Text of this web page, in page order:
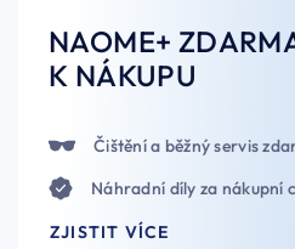
NAOME+
K NÁKUPU
Čištění a běžný servis
Náhradní díly za nákupní
ZJISTIT VÍCE